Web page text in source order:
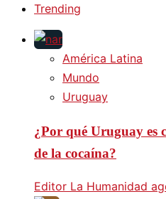
Trending
América Latina
Mundo
Uruguay
¿Por qué Uruguay es
de la cocaína?
Editor La Humanidad